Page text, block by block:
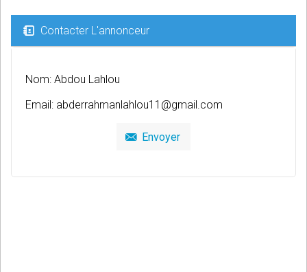
Contacter L'annonceur
Nom: Abdou Lahlou
Email: abderrahmanlahlou11@gmail.com
Envoyer